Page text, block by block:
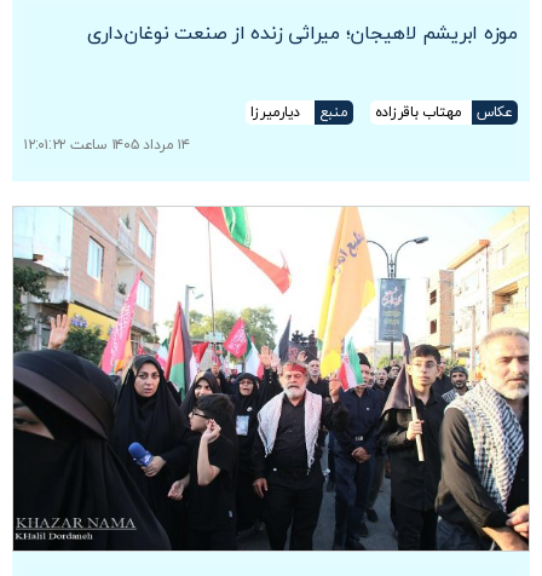
موزه ابریشم لاهیجان؛ میراثی زنده از صنعت نوغان‌داری
عکاس مهتاب باقرزاده منبع
دیارمیرزا
۱۴ مرداد ۱۴۰۵ ساعت ۱۲:۰۱:۲۲